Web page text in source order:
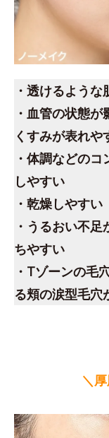
・透けるような
・血管の状態が
くすみが表れや
・体調などの
しやすい
・乾燥しやすい
・うるおい不
ちやすい
・Tゾーンの毛
る頬の涙型毛穴
＼